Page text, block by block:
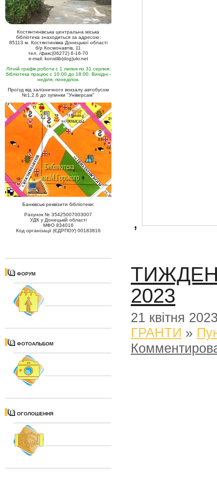
Костянтинівська центральна міська
бібліотека знаходиться за адресою:
85113 м. Костянтинівка Донецької області
б/р Космонавтів, 11
тел. /факс(06272) 6-16-70
e-mail: konstlib(dog)ukr.net
Літній графік роботи с 1 липня по 31 серпня:
бібліотека працює с 10:00 до 18:00. Вихідні -
неділя, понеділок.
Проїзд від залізничного вокзалу автобусом
№1,2,6 до зупинки "Універсам"
Банківські реквізити бібліотеки:
Рахунок № 35425007003007
УДК у Донецькій області
МФО 834016
Код організації (ЄДРПОУ) 00183816
ФОРУМ
ФОТОАЛЬБОМ
ОГОЛОШЕННЯ
,
2023
21 квітня
ГРАНТИ »